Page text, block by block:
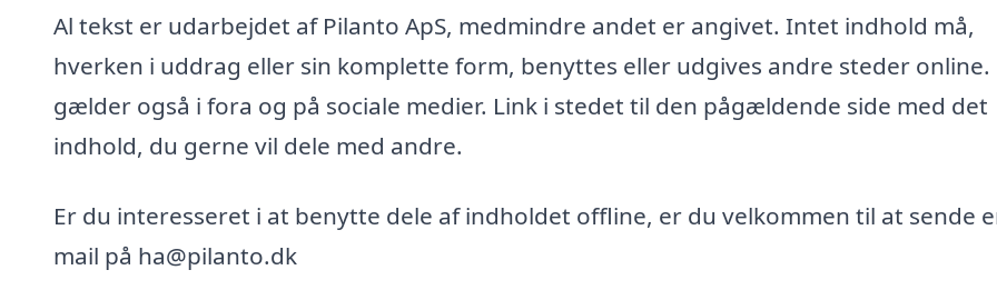
Al tekst er udarbejdet af Pilanto ApS, medmindre andet er angivet. Intet indhold må,
hverken i uddrag eller sin komplette form, benyttes eller udgives andre steder
gælder også i fora og på sociale medier. Link i stedet til den pågældende side med det
indhold, du gerne vil dele med andre.
Er du interesseret i at benytte dele af indholdet offline, er du velkommen til at sende
mail på ha@pilanto.dk